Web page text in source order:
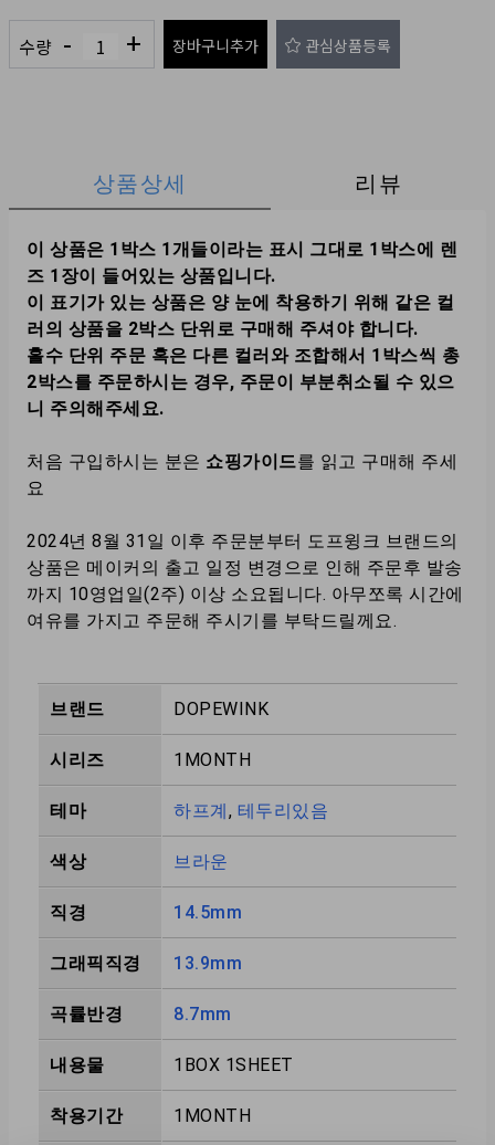
수량 - + 장바구니추가 관심상품등록
상품상세 리뷰
이 상품은 1박스 1개들이라는 표시 그대로 1박스에 렌
즈 1장이 들어있는 상품입니다.
이 표기가 있는 상품은 양 눈에 착용하기 위해 같은 컬
러의 상품을 2박스 단위로 구매해 주셔야 합니다.
홀수 단위 주문 혹은 다른 컬러와 조합해서 1박스씩 총
2박스를 주문하시는 경우, 주문이 부분취소될 수 있으
니 주의해주세요.
처음 구입하시는 분은 쇼핑가이드를 읽고 구매해 주세
요
2024년 8월 31일 이후 주문분부터 도프윙크 브랜드의
상품은 메이커의 출고 일정 변경으로 인해 주문후 발송
까지 10영업일(2주) 이상 소요됩니다. 아무쪼록 시간에
여유를 가지고 주문해 주시기를 부탁드릴께요.
브랜드 DOPEWINK
시리즈 1MONTH
테마 하프계, 테두리있음
색상 브라운
직경 14.5mm
그래픽직경 13.9mm
곡률반경 8.7mm
내용물 1BOX 1SHEET
착용기간 1MONTH